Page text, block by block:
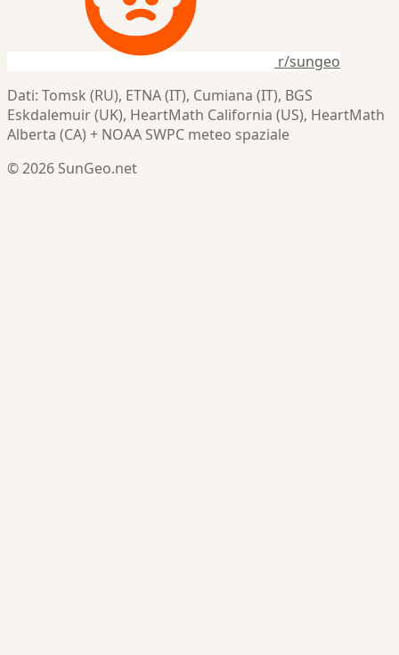
r/sungeo
Dati: Tomsk (RU), ETNA (IT), Cumiana (IT), BGS
Eskdalemuir (UK), HeartMath California (US), HeartMath
Alberta (CA) + NOAA SWPC meteo spaziale
© 2026 SunGeo.net